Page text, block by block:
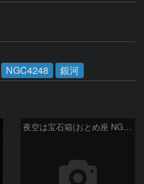
NGC4248 銀河
夜空は宝石箱(おとめ座 NGC5566) Seestar50